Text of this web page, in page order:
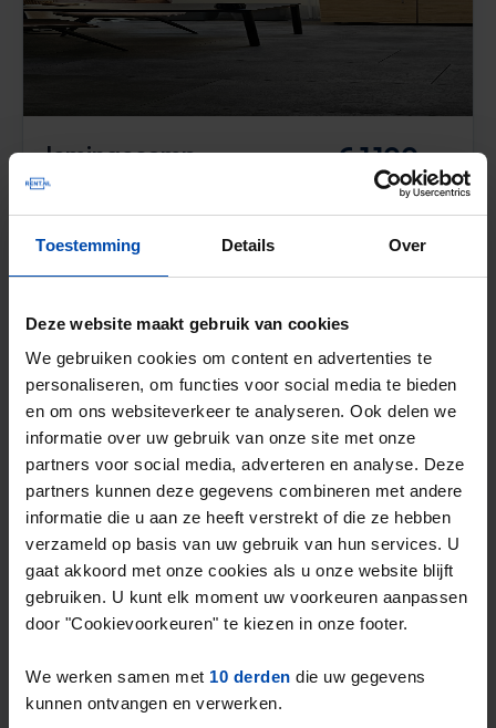
Toestemming Details Over
Deze website maakt gebruik van cookies
We gebruiken cookies om content en advertenties te
personaliseren, om functies voor social media te bieden
en om ons websiteverkeer te analyseren. Ook delen we
informatie over uw gebruik van onze site met onze
partners voor social media, adverteren en analyse. Deze
partners kunnen deze gegevens combineren met andere
informatie die u aan ze heeft verstrekt of die ze hebben
verzameld op basis van uw gebruik van hun services. U
gaat akkoord met onze cookies als u onze website blijft
gebruiken. U kunt elk moment uw voorkeuren aanpassen
door "Cookievoorkeuren" te kiezen in onze footer.
We werken samen met 10 derden die uw gegevens
kunnen ontvangen en verwerken.
Iemingecamp
Emmen
€ 1.100p/m
2 weken, 3 dagen geleden gevonden
Gevonden op: Gnagnagna.nl
40m² Bekijk & reageer →
⚡️ Deze woning is waarschijnlijk al weg
Reageer binnen 15 minuten om kans te maken. Met
Rent.nl ben je altijd als eerste!
Mis de volgende niet →